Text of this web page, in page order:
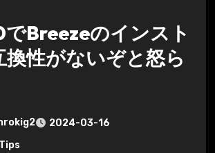
Breezeのインスト
換性がないぞと怒ら
hrokig2
2024-03-16
Tips